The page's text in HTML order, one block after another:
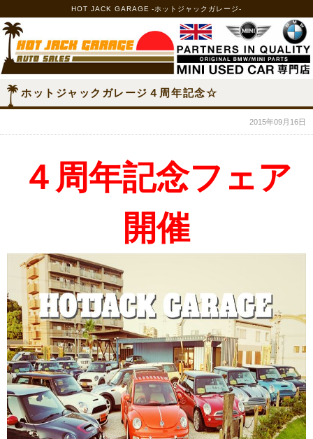
HOT JACK GARAGE -ホットジャックガレージ-
ホットジャックガレージ４周年記念☆
2015年09月16日
４周年記念フェア
開催